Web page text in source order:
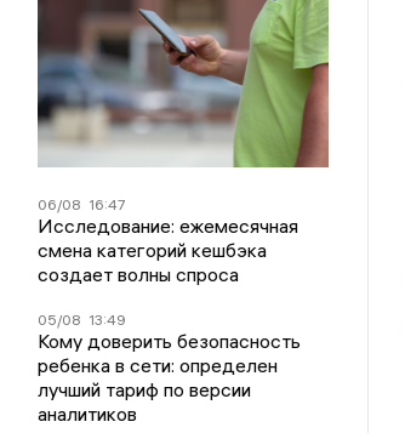
06/08 16:47
Исследование: ежемесячная
смена категорий кешбэка
создает волны спроса
05/08 13:49
Кому доверить безопасность
ребенка в сети: определен
лучший тариф по версии
аналитиков